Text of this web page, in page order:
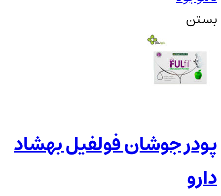
بستن
پودر جوشان فولفیل بهشاد
دارو